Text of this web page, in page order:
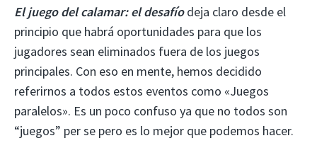
El juego del calamar: el desafíodeja claro desde el
principio que habrá oportunidades para que los
jugadores sean eliminados fuera de los juegos
principales. Con eso en mente, hemos decidido
referirnos a todos estos eventos como «Juegos
paralelos». Es un poco confuso ya que no todos son
“juegos” per se pero es lo mejor que podemos hacer.